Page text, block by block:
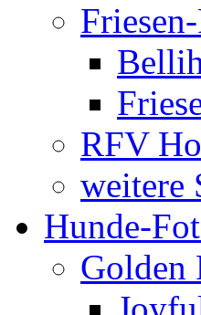
RFV
weitere
Hunde-
Golden